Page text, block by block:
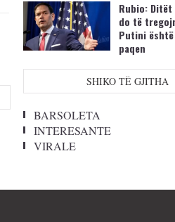
Rubio: Ditët
do të
Putini
paqen
SHIKO TË GJITHA
BARSOLETA
INTERESANTE
VIRALE